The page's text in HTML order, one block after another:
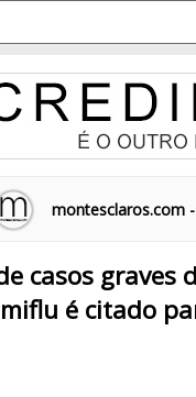
montesclaros.com
casos graves
é citado